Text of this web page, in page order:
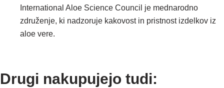
International Aloe Science Council je mednarodno
združenje, ki nadzoruje kakovost in pristnost izdelkov iz
aloe vere.
Drugi nakupujejo tudi: